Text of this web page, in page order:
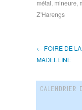
métal, mineure,
Z'Harengs
← FOIRE DE LA
MADELEINE
CALENDRIER